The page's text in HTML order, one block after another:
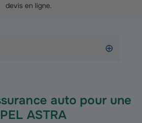
devis en ligne.
auto pour une
ASTRA